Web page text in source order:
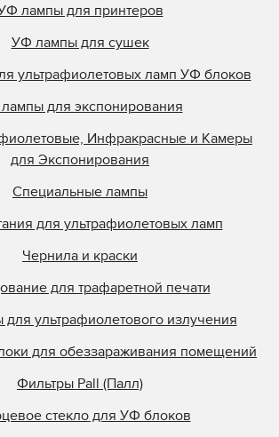
лампы для принтеров
УФ лампы для сушек
ультрафиолетовых ламп УФ блоков
для экспонирования
Инфракрасные и Камеры
для Экспонирования
Специальные лампы
для ультрафиолетовых ламп
Чернила и краски
для трафаретной печати
для ультрафиолетового излучения
для обеззараживания помещений
Фильтры Pall (Палл)
стекло для УФ блоков